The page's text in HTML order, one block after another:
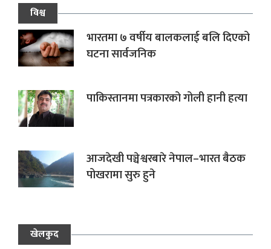
विश्व
भारतमा ७ वर्षीय बालकलाई बलि दिएको
घटना सार्वजनिक
पाकिस्तानमा पत्रकारको गोली हानी हत्या
आजदेखी पञ्चेश्वरबारे नेपाल–भारत बैठक
पोखरामा सुरु हुने
खेलकुद